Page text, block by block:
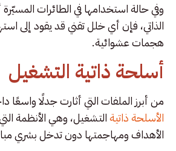
وفي حالة استخدامها في الطائرات
الذاتي، فإن أي خلل تقني قد يقود إلى
هجمات عشوائية.
أسلحة ذاتية التشغيل
من أبرز الملفات التي أثارت جدلًا واسعًا
الأسلحة ذاتيةالتشغيل، وهي الأنظمة
الأهداف ومهاجمتها دون تدخل بشري